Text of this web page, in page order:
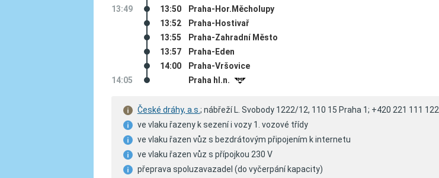
13:49
13:50 Praha-Hor.Měcholupy
13:52
Praha-Hostivař
13:55
Praha-Zahradní Město
13:57
Praha-Eden
14:00
Praha-Vršovice
14:05
Praha hl.n. #
České dráhy, a.s. ; nábřeží L. Svobody 1222/12, 110 15 Praha 1; +420 221 111 122
ve vlaku řazeny k sezení i vozy 1. vozové třídy
ve vlaku řazen vůz s bezdrátovým připojením k internetu
ve vlaku řazen vůz s přípojkou 230 V
přeprava spoluzavazadel (do vyčerpání kapacity)